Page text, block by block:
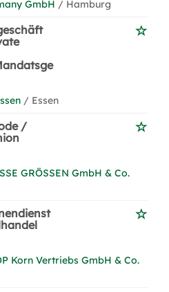
GmbH / Hamburg
/ Essen
/
GRÖSSEN GmbH & Co.
Korn Vertriebs GmbH & Co.